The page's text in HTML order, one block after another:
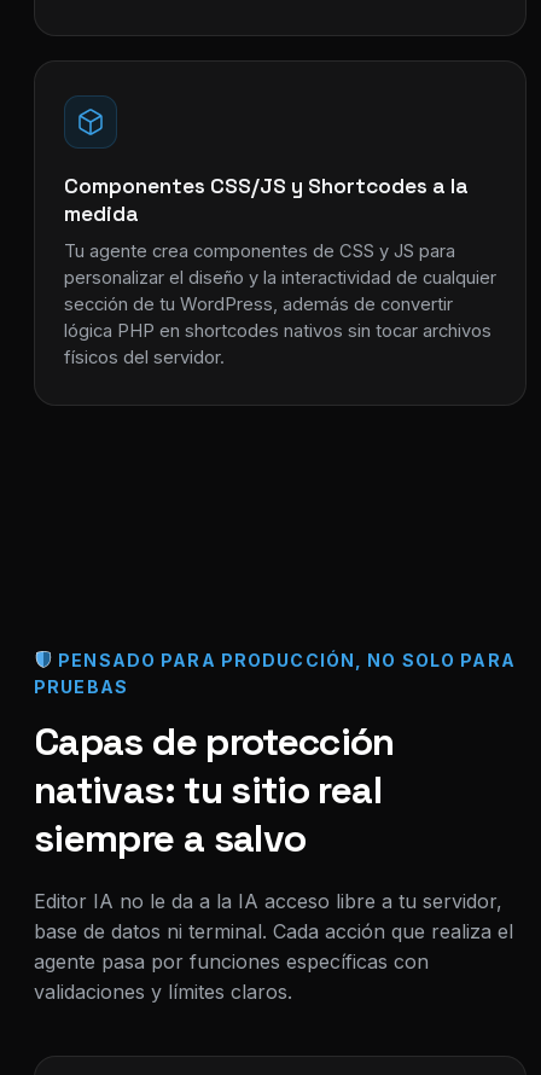
Componentes CSS/JS y Shortcodes a la
medida
Tu agente crea componentes de CSS y JS para
personalizar el diseño y la interactividad de cualquier
sección de tu WordPress, además de convertir
lógica PHP en shortcodes nativos sin tocar archivos
físicos del servidor.
PENSADO PARA PRODUCCIÓN, NO SOLO PARA
PRUEBAS
Capas de protección
nativas: tu sitio real
siempre a salvo
Editor IA no le da a la IA acceso libre a tu servidor,
base de datos ni terminal. Cada acción que realiza el
agente pasa por funciones específicas con
validaciones y límites claros.